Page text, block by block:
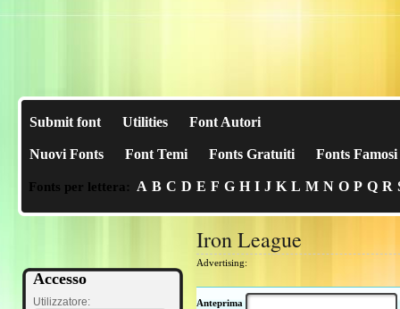
Submit font Utilities Font Autori
Nuovi Fonts Font Temi Fonts Gratuiti Fonts Famosi
Fonts per lettera: A B C D E F G H I J K L M N O P Q R
Accesso
Utilizzatore:
Iron League
Advertising:
Anteprima